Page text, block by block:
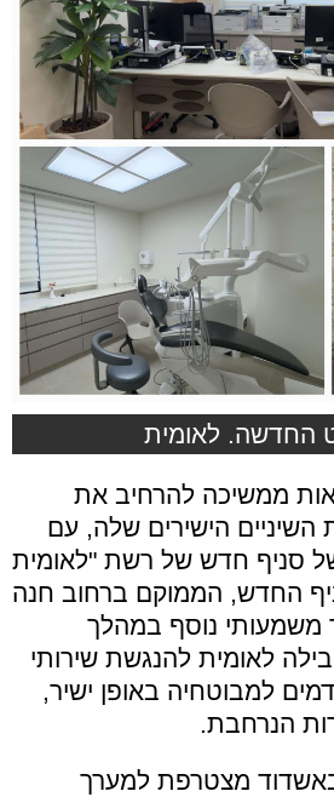
החדשה. לאומית
ממשיכה להרחיב את
השיניים הישירים שלה, עם
סניף חדש של רשת "לאומית
החדש, הממוקם ברחוב חנה
משמעותי נוסף במהלך
לאומית להנגשת שירותי
למבוטחיה באופן ישיר,
הנרחבת.
מצטרפת למערך